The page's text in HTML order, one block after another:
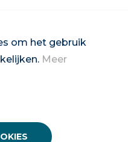
om het gebruik
Meer
vzw